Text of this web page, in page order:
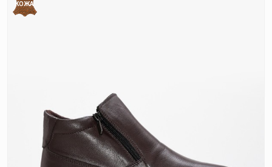
КОЖА